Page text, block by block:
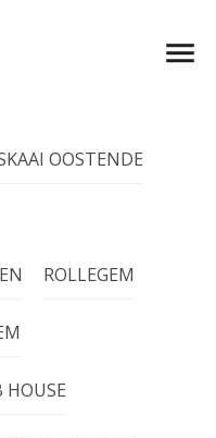
OOSTENDE
ROLLEGEM
HOUSE